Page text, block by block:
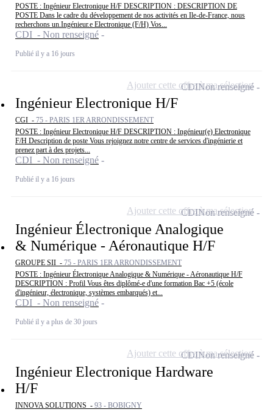
POSTE : Ingénieur Electronique H/F DESCRIPTION : DESCRIPTION DE
POSTE Dans le cadre du développement de nos activités en Ile-de-France, nous
recherchons un.Ingénieur.e Electronique (F/H) Vos...
CDI - Non renseigné
Publié il y a 16 jours
Ingénieur Electronique H/F
CGI - 75 - PARIS 1ER ARRONDISSEMENT
POSTE : Ingénieur Electronique H/F DESCRIPTION : Ingénieur(e) Electronique
F/H Description de poste Vous rejoignez notre centre de services d'ingénierie et
prenez part à des projets...
CDI - Non renseigné
Publié il y a 16 jours
CDINon renseigné
Ajouter cette offre à ma sélection
Ingénieur Électronique Analogique
& Numérique - Aéronautique H/F
GROUPE SII - 75 - PARIS 1ER ARRONDISSEMENT
POSTE : Ingénieur Électronique Analogique & Numérique - Aéronautique H/F
DESCRIPTION : Profil Vous êtes diplômé-e d'une formation Bac +5 (école
d'ingénieur, électronique, systèmes embarqués) et...
CDI - Non renseigné
Publié il y a plus de 30 jours
CDINon renseigné
Ajouter cette offre à ma sélection
Ingénieur Electronique Hardware
H/F
INNOVA SOLUTIONS - 93 - BOBIGNY
CDINon renseigné
Ajouter cette offre à ma sélection